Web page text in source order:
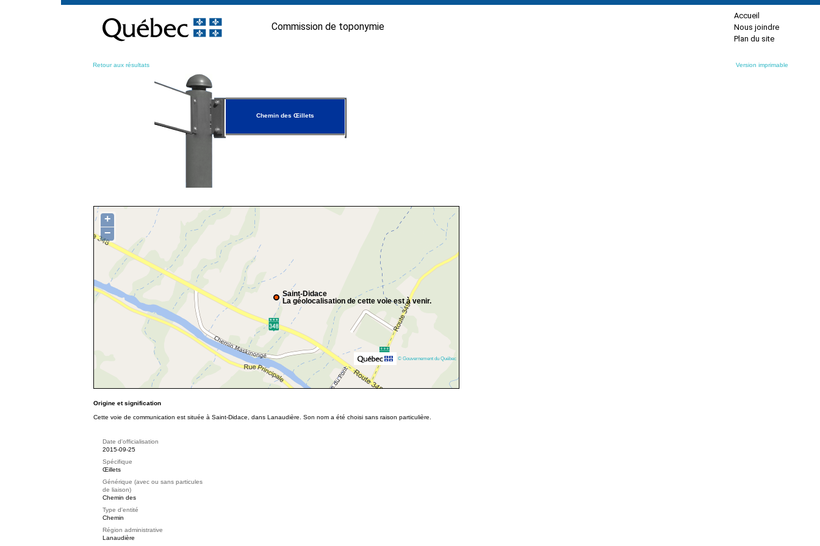
contenu
Commission de toponymie
Accueil
Nous joindre
Plan du site
Retour aux résultats Version imprimable
Chemin des Œillets
Saint-Didace
La géolocalisation de cette voie est à venir.
+
−
© Gouvernement du Québec
Origine et signification
Cette voie de communication est située à Saint-Didace, dans Lanaudière. Son nom a été choisi sans raison particulière.
Date d'officialisation
2015-09-25
Spécifique
Œillets
Générique (avec ou sans particules
de liaison)
Chemin des
Type d'entité
Chemin
Région administrative
Lanaudière